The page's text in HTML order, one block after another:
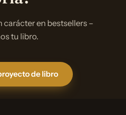
en bestsellers –
tu libro.
de libro